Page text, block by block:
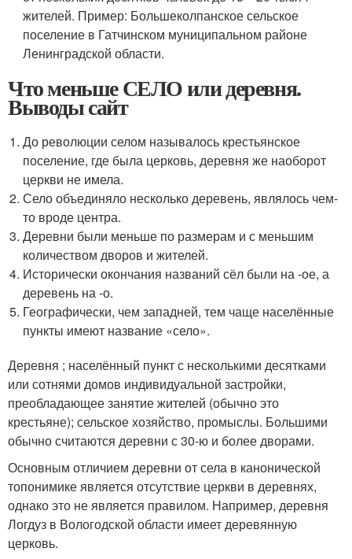
жителей. Пример: Большеколпанское сельское
поселение в Гатчинском муниципальном районе
Ленинградской области.
Что меньше СЕЛО или деревня.
Выводы сайт
До революции селом называлось крестьянское
поселение, где была церковь, деревня же наоборот
церкви не имела.
Село объединяло несколько деревень, являлось чем-
то вроде центра.
Деревни были меньше по размерам и с меньшим
количеством дворов и жителей.
Исторически окончания названий сёл были на -ое, а
деревень на -о.
Географически, чем западней, тем чаще населённые
пункты имеют название «село».
Деревня ; населённый пункт с несколькими десятками
или сотнями домов индивидуальной застройки,
преобладающее занятие жителей (обычно это
крестьяне); сельское хозяйство, промыслы. Большими
обычно считаются деревни с 30-ю и более дворами.
Основным отличием деревни от села в канонической
топонимике является отсутствие церкви в деревнях,
однако это не является правилом. Например, деревня
Логдуз в Вологодской области имеет деревянную
церковь.